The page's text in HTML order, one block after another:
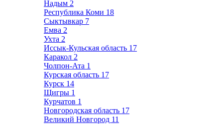
Надым 2
Республика Коми 18
Сыктывкар 7
Емва 2
Ухта 2
Иссык-Кульская область 17
Каракол 2
Чолпон-Ата 1
Курская область 17
Курск 14
Щигры 1
Курчатов 1
Новгородская область 17
Великий Новгород 11